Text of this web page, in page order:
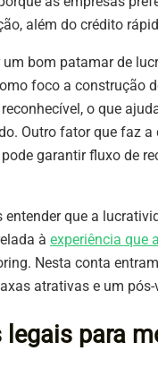
além do crédito
bom patamar de
foco a construção
o que
Outro fator que faz a
garantir fluxo de
entender que a
à experiência que
Nesta conta entram
atrativas e um
legais para